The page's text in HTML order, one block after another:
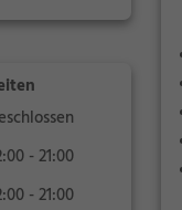
- 21:00
- 21:00